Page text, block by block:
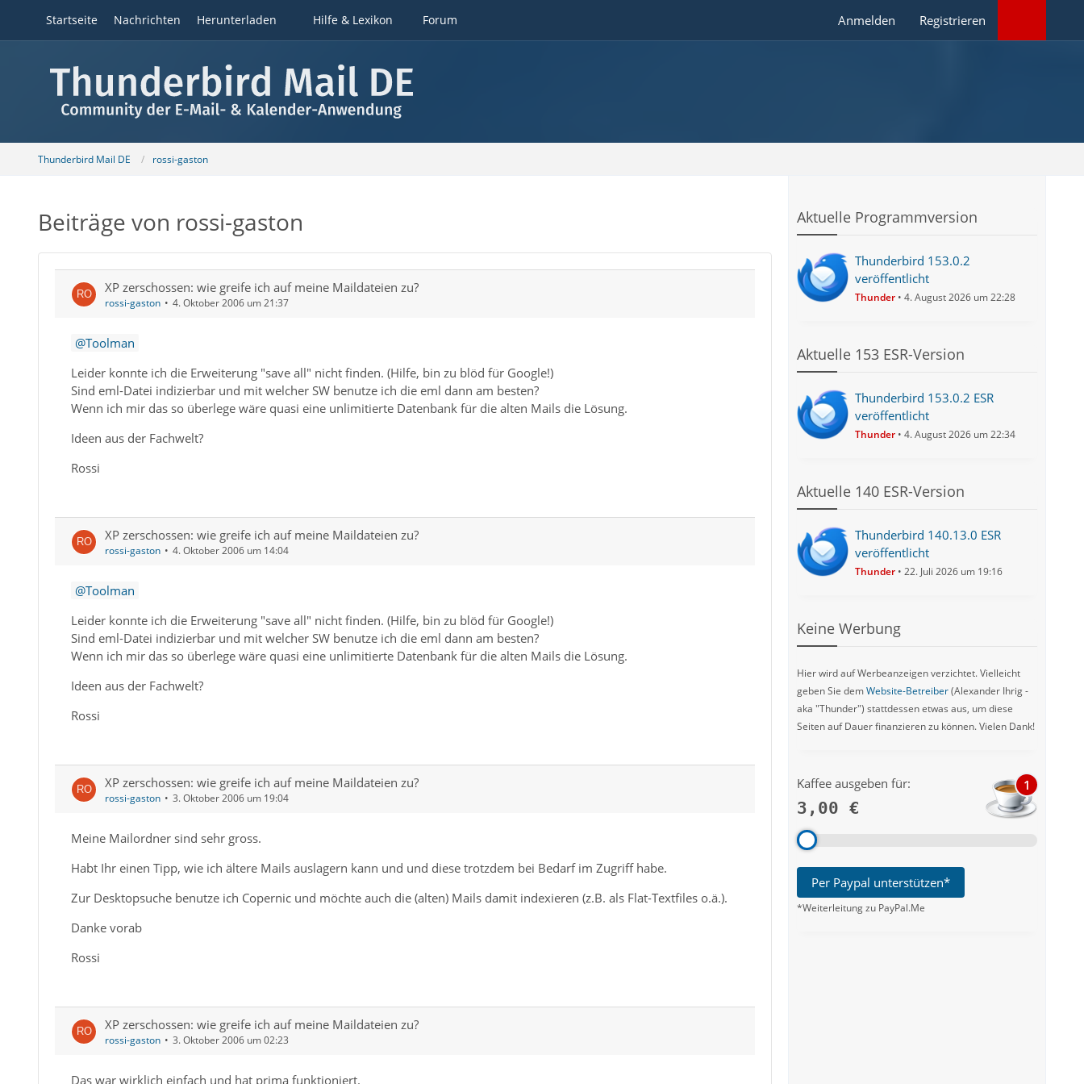
Startseite Nachrichten Herunterladen Hilfe & Lexikon Forum Anmelden Registrieren
Thunderbird Mail DE rossi-gaston
Beiträge von rossi-gaston
XP zerschossen: wie greife ich auf meine Maildateien zu?
rossi-gaston 4. Oktober 2006 um 21:37
Toolman
Leider konnte ich die Erweiterung "save all" nicht finden. (Hilfe, bin zu blöd für Google!)
Sind eml-Datei indizierbar und mit welcher SW benutze ich die eml dann am besten?
Wenn ich mir das so überlege wäre quasi eine unlimitierte Datenbank für die alten Mails die Lösung.
Ideen aus der Fachwelt?
Rossi
XP zerschossen: wie greife ich auf meine Maildateien zu?
rossi-gaston 4. Oktober 2006 um 14:04
Toolman
Leider konnte ich die Erweiterung "save all" nicht finden. (Hilfe, bin zu blöd für Google!)
Sind eml-Datei indizierbar und mit welcher SW benutze ich die eml dann am besten?
Wenn ich mir das so überlege wäre quasi eine unlimitierte Datenbank für die alten Mails die Lösung.
Ideen aus der Fachwelt?
Rossi
XP zerschossen: wie greife ich auf meine Maildateien zu?
rossi-gaston 3. Oktober 2006 um 19:04
Meine Mailordner sind sehr gross.
Habt Ihr einen Tipp, wie ich ältere Mails auslagern kann und und diese trotzdem bei Bedarf im Zugriff habe.
Zur Desktopsuche benutze ich Copernic und möchte auch die (alten) Mails damit indexieren (z.B. als Flat-Textfiles o.ä.).
Danke vorab
Rossi
XP zerschossen: wie greife ich auf meine Maildateien zu?
rossi-gaston 3. Oktober 2006 um 02:23
Das war wirklich einfach und hat prima funktioniert.
Aktuelle Programmversion
Thunderbird 153.0.2
veröffentlicht
Thunder 4. August 2026 um 22:28
Aktuelle 153 ESR-Version
Thunderbird 153.0.2 ESR
veröffentlicht
Thunder 4. August 2026 um 22:34
Aktuelle 140 ESR-Version
Thunderbird 140.13.0 ESR
veröffentlicht
Thunder 22. Juli 2026 um 19:16
Keine Werbung
Hier wird auf Werbeanzeigen verzichtet. Vielleicht
geben Sie demWebsite-Betreiber(Alexander Ihrig -
aka "Thunder") stattdessen etwas aus, um diese
Seiten auf Dauer finanzieren zu können. Vielen Dank!
Kaffee ausgeben für:
3,00 €
1
Per Paypal unterstützen*
*Weiterleitung zu PayPal.Me